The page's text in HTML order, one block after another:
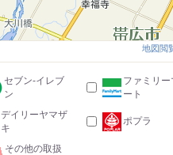
地図閲
セブン-イレブ
ン
ファミリー
ート
デイリーヤマザ
キ
ポプラ
その他の取扱